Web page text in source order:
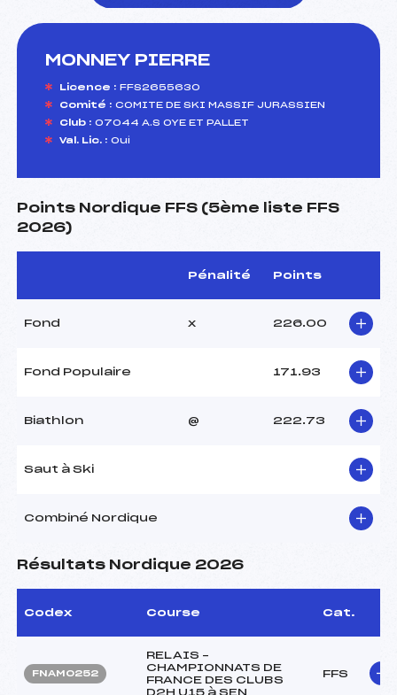
MONNEY PIERRE
Licence : FFS2655630
Comité : COMITE DE SKI MASSIF JURASSIEN
Club : 07044 A.S OYE ET PALLET
Val. Lic. : Oui
Points Nordique FFS (5ème liste FFS
2026)
Pénalité Points
Fond x 226.00
Fond Populaire 171.93
Biathlon @ 222.73
Saut à Ski
Combiné Nordique
Résultats Nordique 2026
Codex Course Cat.
FNAM0252
RELAIS –
CHAMPIONNATS DE
FRANCE DES CLUBS
D2H U15 à SEN
FFS